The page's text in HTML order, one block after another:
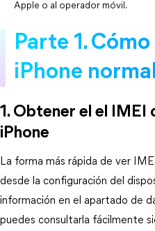
Apple o al operador móvil.
Parte 1.
iPhone
1. Obtener el el IMEI
iPhone
La forma más rápida de ver
desde la configuración del
información en el apartado de
puedes consultarla fácilmente